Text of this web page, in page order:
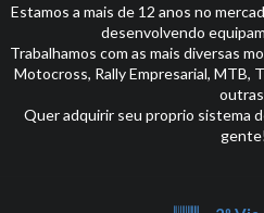
Estamos a mais de 12 anos no
desenvolvendo
Trabalhamos com as mais diversas
Motocross, Rally Empresarial, MTB,
Quer adquirir seu proprio sistema
gente!